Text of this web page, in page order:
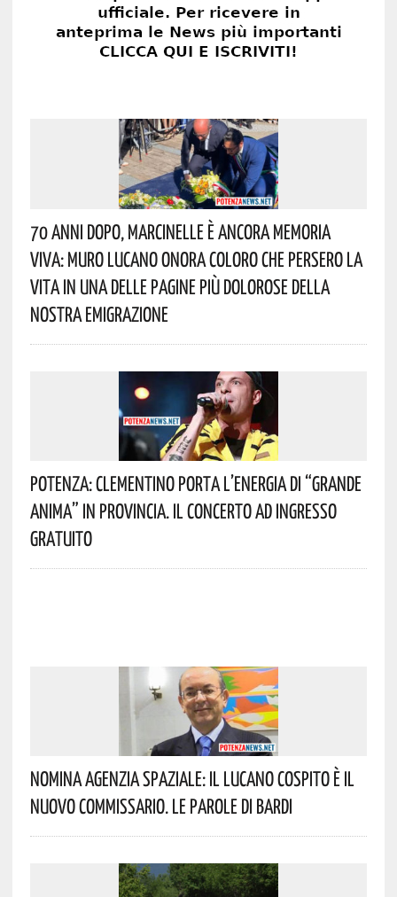
70 Anni Dopo, Marcinelle È Ancora Memoria
Viva: Muro Lucano Onora Coloro Che Persero La
Vita In Una Delle Pagine Più Dolorose Della
Nostra Emigrazione
Potenza: Clementino Porta L’energia Di “Grande
Anima” In Provincia. Il Concerto Ad Ingresso
Gratuito
Nomina Agenzia Spaziale: Il Lucano Cospito È Il
Nuovo Commissario. Le Parole Di Bardi